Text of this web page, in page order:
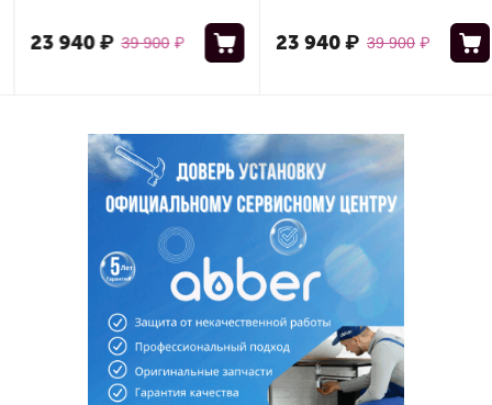
39 900 ₽
23 940₽ 39 900 ₽
23 940₽